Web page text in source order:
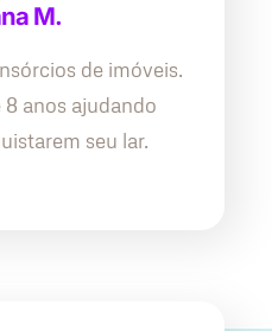
M.
de imóveis.
8 anos ajudando
seu lar.